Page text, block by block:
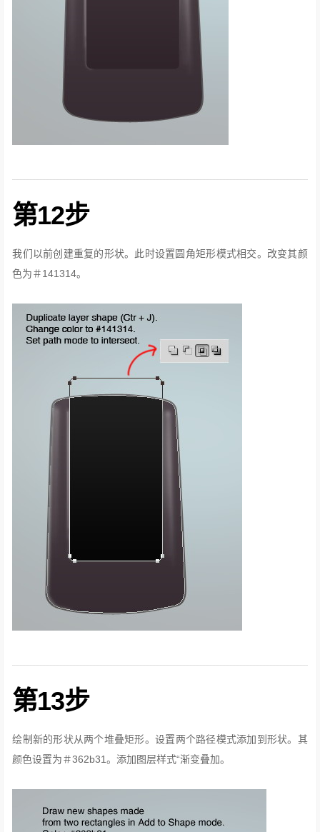
第12步
我们以前创建重复的形状。 此时设置圆角矩形​​模式相交。 改变其颜
色为＃141314。
第13步
绘制新的形状从两个堆叠矩形。 设置两个路径模式添加到形状。 其
颜色设置为＃362b31。 添加图层样式“渐变叠加。